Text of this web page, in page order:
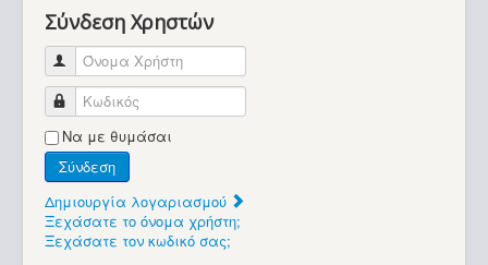
Σύνδεση Χρηστών
Όνομα Χρήστη
Κωδικός
Να με θυμάσαι
Σύνδεση
Δημιουργία λογαριασμού
Ξεχάσατε το όνομα χρήστη;
Ξεχάσατε τον κωδικό σας;